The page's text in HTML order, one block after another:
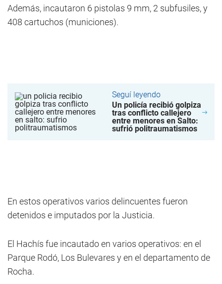
Además, incautaron 6 pistolas 9 mm, 2 subfusiles, y
408 cartuchos (municiones).
Seguí leyendo
Un policía recibió golpiza
tras conflicto callejero
entre menores en Salto:
sufrió politraumatismos
En estos operativos varios delincuentes fueron
detenidos e imputados por la Justicia.
El Hachís fue incautado en varios operativos: en el
Parque Rodó, Los Bulevares y en el departamento de
Rocha.